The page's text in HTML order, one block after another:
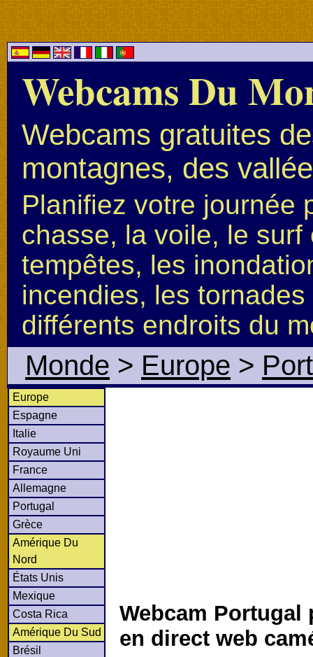
Webcams Du
Webcams gratuites
montagnes, des
Planifiez votre journée
chasse, la voile, le
tempêtes, les
incendies, les
différents endroits du
Monde > Europe >
Europe
Espagne
Italie
Royaume Uni
France
Allemagne
Portugal
Grèce
Amérique Du
Nord
États Unis
Mexique
Costa Rica
Amérique Du Sud
Brésil
Webcam Portugal
en direct web